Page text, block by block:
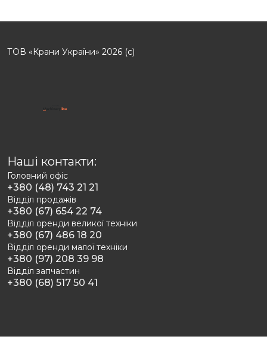
ТОВ «Крани України» 2026 (с)
Наші контакти:
Головний офіс
+380 (48) 743 21 21
Відділ продажів
+380 (67) 654 22 74
Відділ оренди великої техніки
+380 (67) 486 18 20
Відділ оренди малої техніки
+380 (97) 208 39 98
Відділ запчастин
+380 (68) 517 50 41